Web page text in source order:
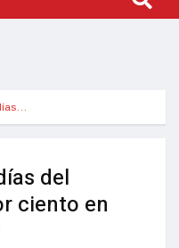
del
ciento en